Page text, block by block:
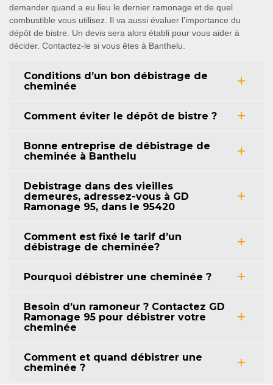
demander quand a eu lieu le dernier ramonage et de quel
combustible vous utilisez. Il va aussi évaluer l’importance du
dépôt de bistre. Un devis sera alors établi pour vous aider à
décider. Contactez-le si vous êtes à Banthelu.
Conditions d’un bon débistrage de
cheminée
Comment éviter le dépôt de bistre ?
Bonne entreprise de débistrage de
cheminée à Banthelu
Debistrage dans des vieilles
demeures, adressez-vous à GD
Ramonage 95, dans le 95420
Comment est fixé le tarif d’un
débistrage de cheminée?
Pourquoi débistrer une cheminée ?
Besoin d’un ramoneur ? Contactez GD
Ramonage 95 pour débistrer votre
cheminée
Comment et quand débistrer une
cheminée ?